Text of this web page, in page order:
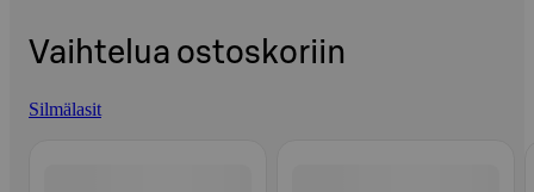
Vaihtelua ostoskoriin
Silmälasit